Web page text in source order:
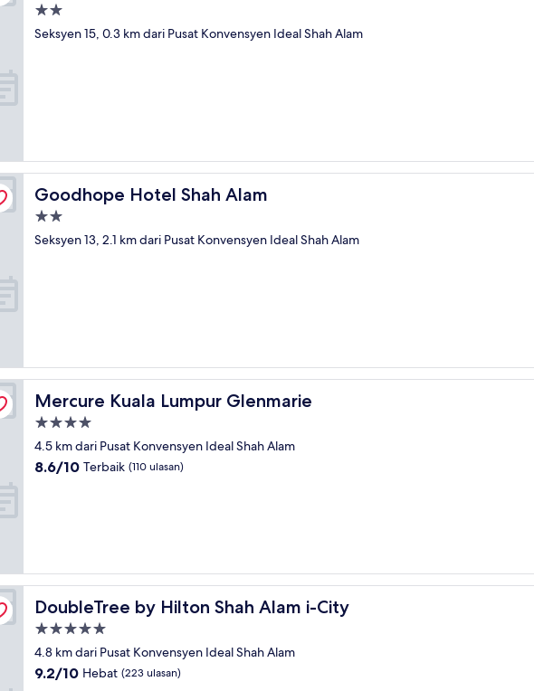
Hartanah
2.0
Seksyen 15, 0.3 km dari Pusat Konvensyen Ideal Shah Alam
Goodhope Hotel Shah Alam
Goodhope Hotel Shah Alam
Hartanah
2.0
Seksyen 13, 2.1 km dari Pusat Konvensyen Ideal Shah Alam
Mercure Kuala Lumpur Glenmarie
Mercure Kuala Lumpur Glenmarie
Hartanah
4.0
bintang
4.5 km dari Pusat Konvensyen Ideal Shah Alam
8.6
8.6/10 Terbaik (110 ulasan)
DoubleTree by Hilton Shah Alam i-City
DoubleTree by Hilton Shah Alam i-City
Hartanah
5.0
bintang
4.8 km dari Pusat Konvensyen Ideal Shah Alam
9.2
9.2/10 Hebat (223 ulasan)